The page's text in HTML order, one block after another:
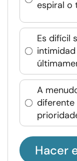
espiral o
Es difícil
A
diferente
Hacer